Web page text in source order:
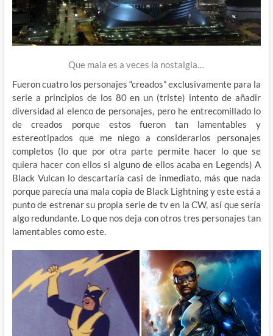
Que mala es a veces la nostalgia…
Fueron cuatro los personajes “creados” exclusivamente para la
serie a principios de los 80 en un (triste) intento de añadir
diversidad al elenco de personajes, pero he entrecomillado lo
de creados porque estos fueron tan lamentables y
estereotipados que me niego a considerarlos personajes
completos (lo que por otra parte permite hacer lo que se
quiera hacer con ellos si alguno de ellos acaba en Legends) A
Black Vulcan lo descartaría casi de inmediato, más que nada
porque parecía una mala copia de Black Lightning y este está a
punto de estrenar su propia serie de tv en la CW, así que sería
algo redundante. Lo que nos deja con otros tres personajes tan
lamentables como este.